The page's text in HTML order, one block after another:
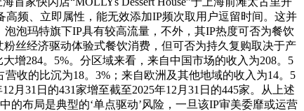
频、立即属性，能无效添加IP频次取用户逗留时间。这并
泡玛特旗下IP具有较高流量，不外，其IP热度可否为餐饮
丝经济驱动体验式餐饮消费，但可否为持久复购取决于产
增284。5%。分区域来看，来自中国市场的收入为208。5
收的比沉为18。3%；来自欧洲及其他地域的收入为14。5
月31日的431家增至截至2025年12月31日的445家。从上述
的布局是典型的‘单点驱动’风险，一旦该IP审美委靡或运营